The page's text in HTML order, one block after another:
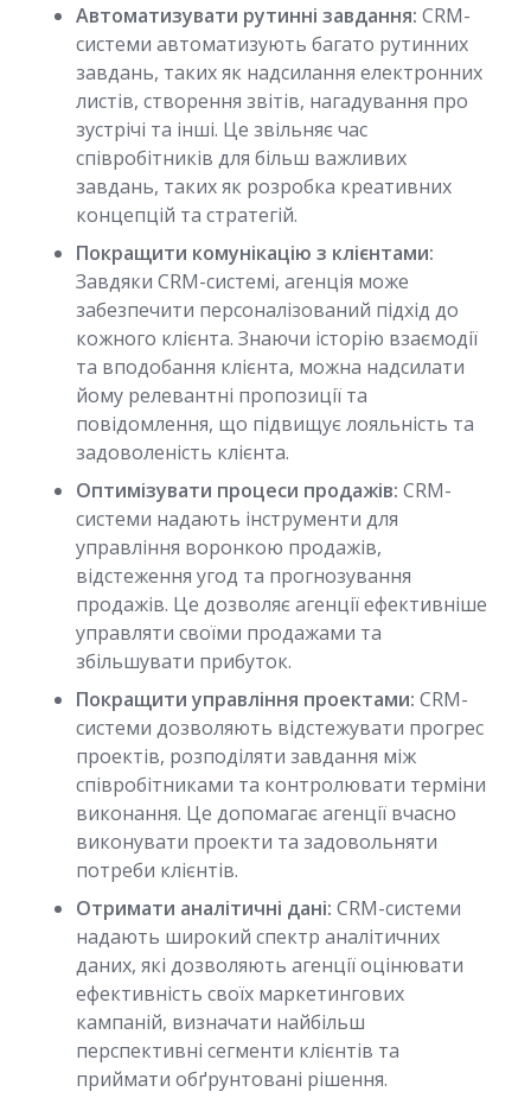
Автоматизувати рутинні завдання: CRM-
системи автоматизують багато рутинних
завдань, таких як надсилання електронних
листів, створення звітів, нагадування про
зустрічі та інші. Це звільняє час
співробітників для більш важливих
завдань, таких як розробка креативних
концепцій та стратегій.
Покращити комунікацію з клієнтами:
Завдяки CRM-системі, агенція може
забезпечити персоналізований підхід до
кожного клієнта. Знаючи історію взаємодії
та вподобання клієнта, можна надсилати
йому релевантні пропозиції та
повідомлення, що підвищує лояльність та
задоволеність клієнта.
Оптимізувати процеси продажів: CRM-
системи надають інструменти для
управління воронкою продажів,
відстеження угод та прогнозування
продажів. Це дозволяє агенції ефективніше
управляти своїми продажами та
збільшувати прибуток.
Покращити управління проектами: CRM-
системи дозволяють відстежувати прогрес
проектів, розподіляти завдання між
співробітниками та контролювати терміни
виконання. Це допомагає агенції вчасно
виконувати проекти та задовольняти
потреби клієнтів.
Отримати аналітичні дані: CRM-системи
надають широкий спектр аналітичних
даних, які дозволяють агенції оцінювати
ефективність своїх маркетингових
кампаній, визначати найбільш
перспективні сегменти клієнтів та
приймати обґрунтовані рішення.